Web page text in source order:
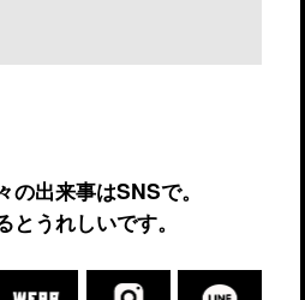
の出来事はSNSで。
うれしいです。